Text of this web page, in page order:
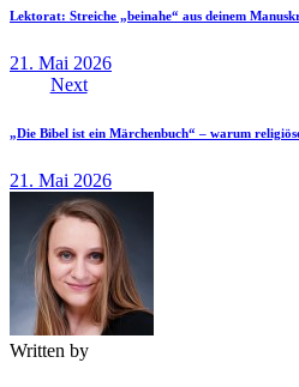
Lektorat: Streiche „beinahe“ aus deinem
21. Mai 2026
Next
„Die Bibel ist ein Märchenbuch“ – warum
21. Mai 2026
Written by